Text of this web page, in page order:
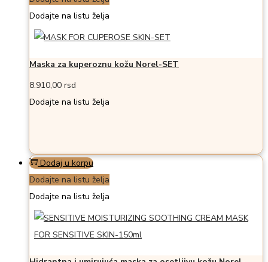
Dodajte na listu želja
Maska za kuperoznu kožu Norel-SET
8.910,00 rsd
Dodajte na listu želja
Dodaj u korpu
Dodajte na listu želja
Dodajte na listu želja